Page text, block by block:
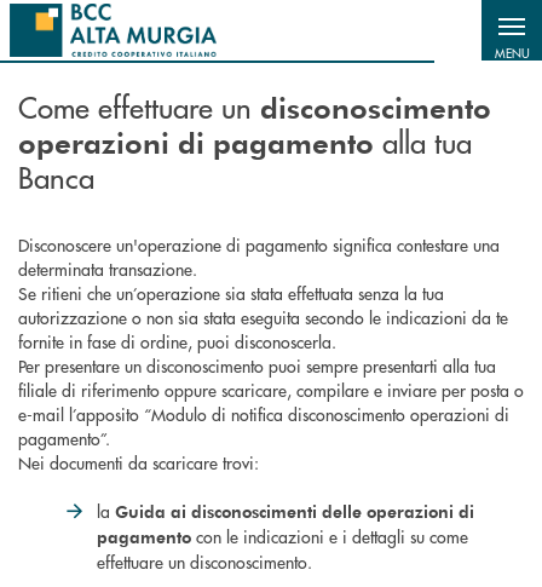
Salta al contenuto principale
MENU
Come effettuare un disconoscimento
operazioni di pagamento alla tua
Banca
Disconoscere un'operazione di pagamento significa contestare una
determinata transazione.
Se ritieni che un’operazione sia stata effettuata senza la tua
autorizzazione o non sia stata eseguita secondo le indicazioni da te
fornite in fase di ordine, puoi disconoscerla.
Per presentare un disconoscimento puoi sempre presentarti alla tua
filiale di riferimento oppure scaricare, compilare e inviare per posta o
e-mail l’apposito “Modulo di notifica disconoscimento operazioni di
pagamento”.
Nei documenti da scaricare trovi:
la Guida ai disconoscimenti delle operazioni di
pagamento con le indicazioni e i dettagli su come
effettuare un disconoscimento.